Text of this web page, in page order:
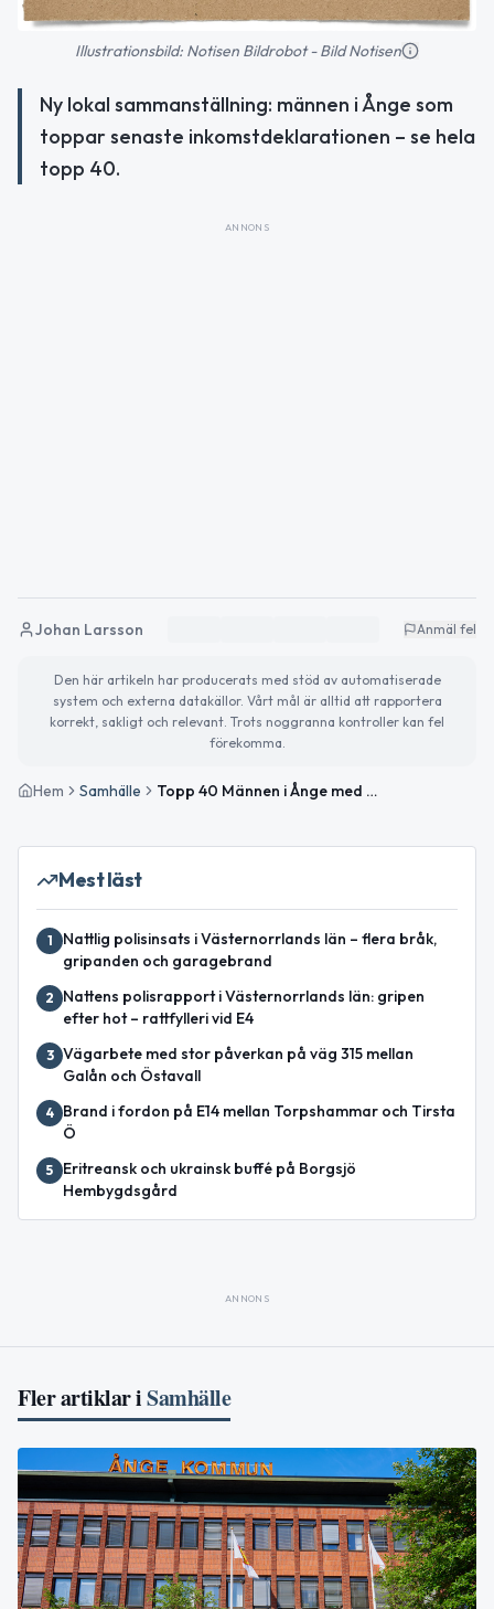
Illustrationsbild: Notisen Bildrobot - Bild Notisen
Ny lokal sammanställning: männen i Ånge som
toppar senaste inkomstdeklarationen – se hela
topp 40.
ANNONS
Johan Larsson Anmäl fel
Den här artikeln har producerats med stöd av automatiserade
system och externa datakällor. Vårt mål är alltid att rapportera
korrekt, sakligt och relevant. Trots noggranna kontroller kan fel
förekomma.
Hem Samhälle Topp 40 Männen i Ånge med högst taxerad inkomst
Mest läst
1
Nattlig polisinsats i Västernorrlands län – flera bråk,
gripanden och garagebrand
2
Nattens polisrapport i Västernorrlands län: gripen
efter hot – rattfylleri vid E4
3 Vägarbete med stor påverkan på väg 315 mellan
Galån och Östavall
4
Brand i fordon på E14 mellan Torpshammar och Tirsta
Ö
5
Eritreansk och ukrainsk buffé på Borgsjö
Hembygdsgård
ANNONS
Fler artiklar iSamhälle